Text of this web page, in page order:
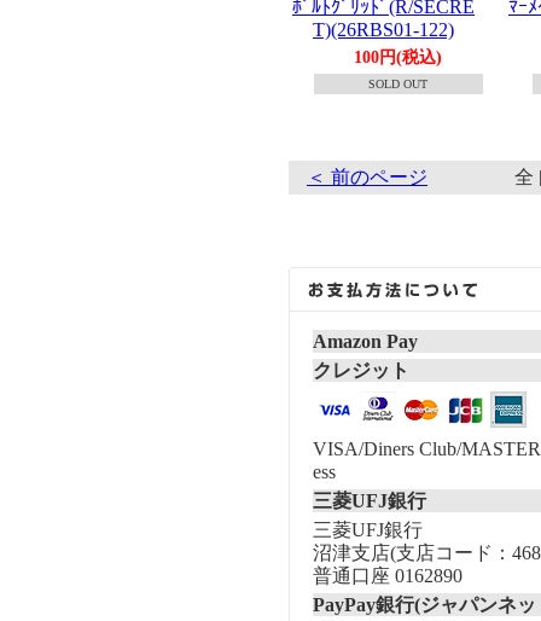
ﾎﾞﾙﾄｸﾞﾘｯﾄﾞ(R/SECRE
T)(26RBS01-122)
100円(税込)
SOLD OUT
ﾏｰ
＜ 前のページ 全
Amazon Pay
クレジット
VISA/Diners Club/
ess
三菱UFJ銀行
三菱UFJ銀行
沼津支店(支店コード：
普通口座 0162890
PayPay銀行(ジャパンネ